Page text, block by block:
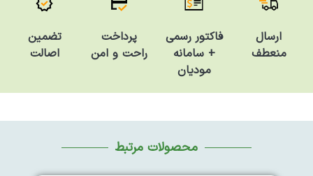
ارسال
منعطف
فاکتور رسمی
+ سامانه
مودیان
پرداخت
راحت و امن
تضمین
اصالت
محصولات مرتبط